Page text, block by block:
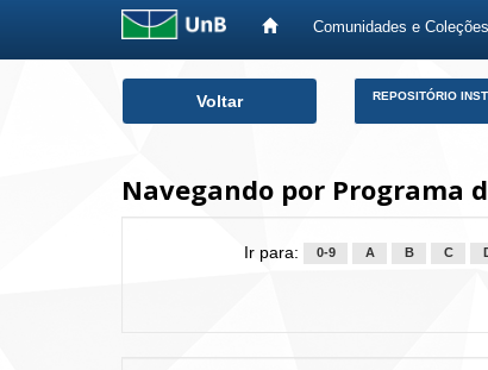
Comunidades e Coleções
Voltar REPOSITÓRIO
Navegando por Programa
Ir para: 0-9 A B C